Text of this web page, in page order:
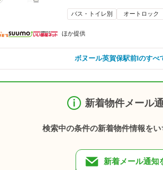
バス・トイレ別 オートロック
ほか提供
ボヌール英賀保駅前Iのすべ
新着物件メール
検索中の条件の新着物件情報を
新着メール通知